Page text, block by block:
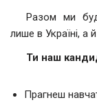
Разом ми
лише в Україні, а
Ти наш
Прагнеш